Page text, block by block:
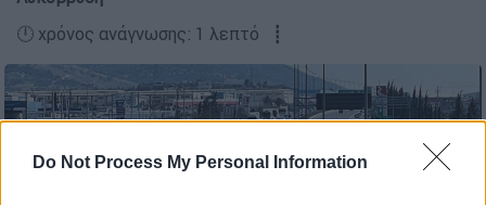
Do Not Process My Personal Information
🕛 χρόνος ανάγνωσης: 1 λεπτό ┋